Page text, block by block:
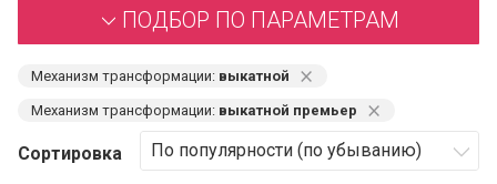
ПОДБОР ПО ПАРАМЕТРАМ
Механизм трансформации: выкатной ⨯
Механизм трансформации: выкатной премьер ⨯
Сортировка